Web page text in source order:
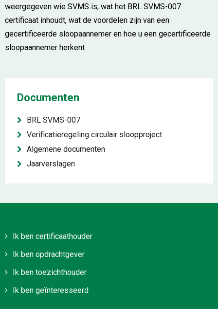
weergegeven wie SVMS is, wat het BRL SVMS-007
certificaat inhoudt, wat de voordelen zijn van een
gecertificeerde sloopaannemer en hoe u een gecertificeerde
sloopaannemer herkent
Documenten
BRL SVMS-007
Verificatieregeling circulair sloopproject
Algemene documenten
Jaarverslagen
Ik ben certificaathouder
Ik ben opdrachtgever
Ik ben toezichthouder
Ik ben geïnteresseerd